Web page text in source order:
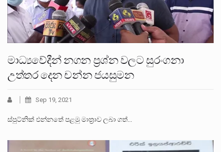
මාධ්‍යවේදීන් නගන ප්‍රශ්න වලට සුරංගනා
උත්තර දෙන චන්න ජයසුමන
Sep 19, 2021
ස්පුට්නික් එන්නතේ පළමු මාත්‍රාව ලබා ගත්…